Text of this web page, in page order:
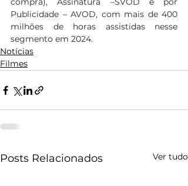
Publicidade – AVOD, com mais de 400
milhões de horas assistidas nesse
segmento em 2024.
Notícias
Filmes
Posts Relacionados Ver tudo